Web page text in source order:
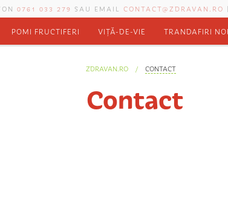
0761 033 279 SAU EMAIL CONTACT@ZDRAVAN.RO |
POMI FRUCTIFERI VIȚĂ-DE-VIE TRANDAFIRI
ZDRAVAN.RO CONTACT
Contact